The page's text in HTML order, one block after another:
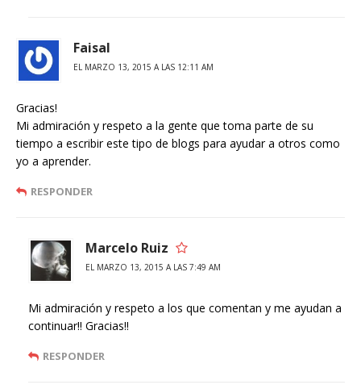
Faisal
EL MARZO 13, 2015 A LAS 12:11 AM
Gracias!
Mi admiración y respeto a la gente que toma parte de su
tiempo a escribir este tipo de blogs para ayudar a otros como
yo a aprender.
RESPONDER
Marcelo Ruiz
EL MARZO 13, 2015 A LAS 7:49 AM
Mi admiración y respeto a los que comentan y me ayudan a
continuar!! Gracias!!
RESPONDER